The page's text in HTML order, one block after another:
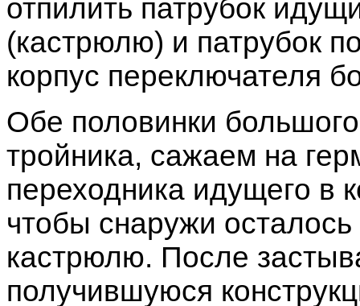
отпилить патрубок
(кастрюлю) и патрубок
корпус переключателя
Обе половинки
тройника, сажаем на
переходника идущего в
чтобы снаружи
кастрюлю. После
получившуюся